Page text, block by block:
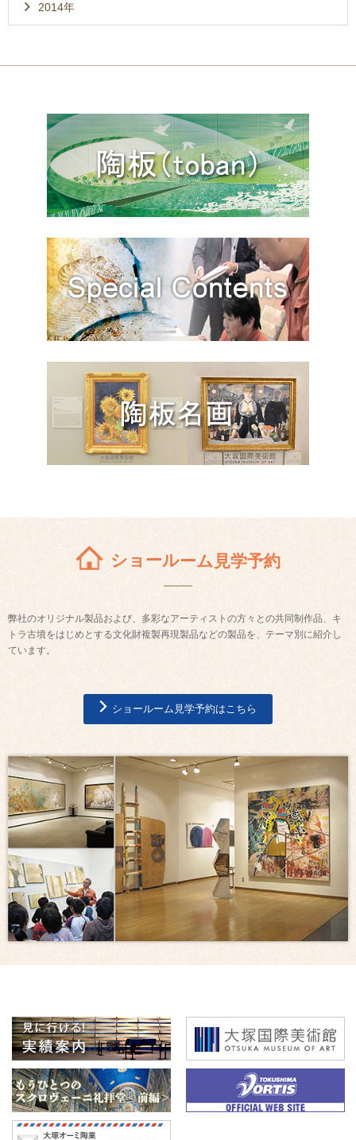
2014年
ショールーム見学予約
弊社のオリジナル製品および、多彩なアーティストの方々との共同制作品、キ
トラ古墳をはじめとする文化財複製再現製品などの製品を、テーマ別に紹介し
ています。
ショールーム見学予約はこちら